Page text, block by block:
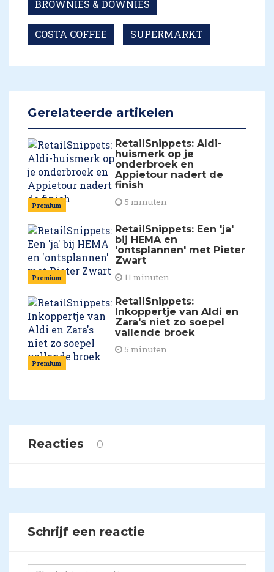
BROWNIES & DOWNIES
COSTA COFFEE SUPERMARKT
Gerelateerde artikelen
Premium
RetailSnippets: Aldi-
huismerk op je
onderbroek en
Appietour nadert de
finish
5 minuten
Premium
RetailSnippets: Een 'ja'
bij HEMA en
'ontsplannen' met Pieter
Zwart
11 minuten
Premium
RetailSnippets:
Inkoppertje van Aldi en
Zara's niet zo soepel
vallende broek
5 minuten
Reacties 0
Schrijf een reactie